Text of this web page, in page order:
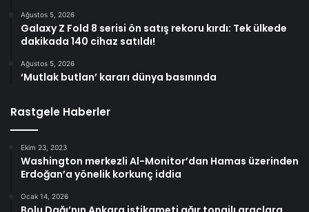
Ağustos 5, 2026
Galaxy Z Fold 8 serisi ön satış rekoru kırdı: Tek ülkede
dakikada 140 cihaz satıldı!
Ağustos 5, 2026
‘Mutlak butlan’ kararı dünya basınında
Rastgele Haberler
Ekim 23, 2023
Washington merkezli Al-Monitor’dan Hamas üzerinden
Erdoğan’a yönelik korkunç iddia
Ocak 14, 2026